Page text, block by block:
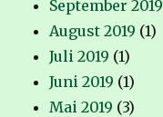
September 2019
August 2019 (1)
Juli 2019 (1)
Juni 2019 (1)
Mai 2019 (3)